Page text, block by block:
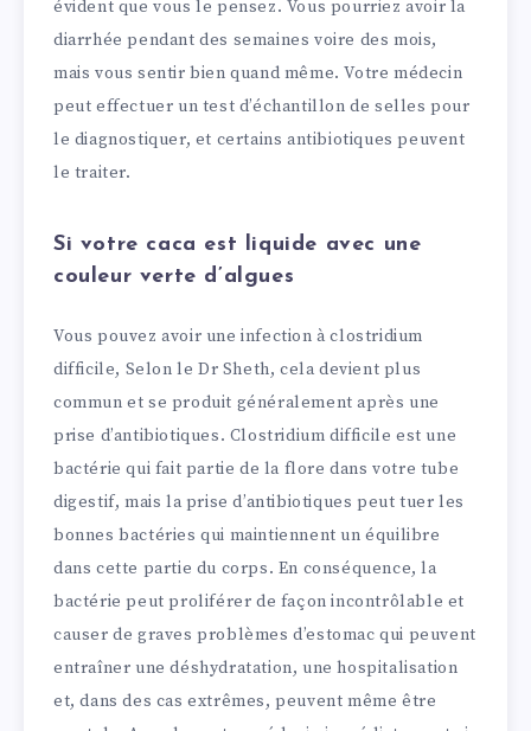
évident que vous le pensez. Vous pourriez avoir la
diarrhée pendant des semaines voire des mois,
mais vous sentir bien quand même. Votre médecin
peut effectuer un test d’échantillon de selles pour
le diagnostiquer, et certains antibiotiques peuvent
le traiter.
Si votre caca est liquide avec une
couleur verte d’algues
Vous pouvez avoir une infection à clostridium
difficile, Selon le Dr Sheth, cela devient plus
commun et se produit généralement après une
prise d’antibiotiques. Clostridium difficile est une
bactérie qui fait partie de la flore dans votre tube
digestif, mais la prise d’antibiotiques peut tuer les
bonnes bactéries qui maintiennent un équilibre
dans cette partie du corps. En conséquence, la
bactérie peut proliférer de façon incontrôlable et
causer de graves problèmes d’estomac qui peuvent
entraîner une déshydratation, une hospitalisation
et, dans des cas extrêmes, peuvent même être